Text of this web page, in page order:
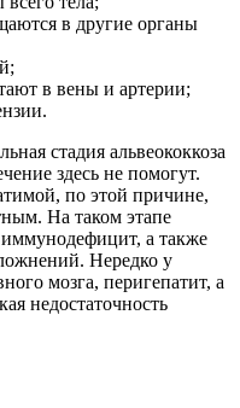
в другие органы
в вены и артерии;
стадия альвеококкоза
здесь не помогут.
по этой причине,
На таком этапе
иммунодефицит, а также
Нередко у
мозга, перигепатит, а
недостаточность